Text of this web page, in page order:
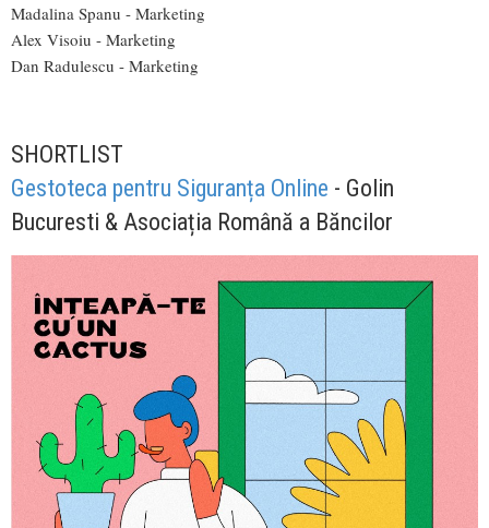
Madalina Spanu - Marketing
Alex Visoiu - Marketing
Dan Radulescu - Marketing
SHORTLIST
Gestoteca pentru Siguranța Online - Golin
Bucuresti & Asociația Română a Băncilor